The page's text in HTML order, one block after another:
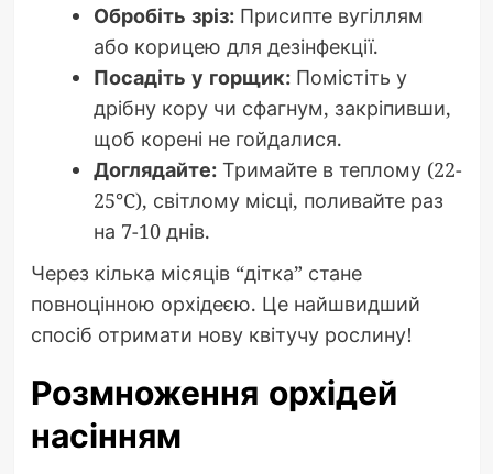
Обробіть зріз:Присипте вугіллям
або корицею для дезінфекції.
Посадіть у горщик:Помістіть у
дрібну кору чи сфагнум, закріпивши,
щоб корені не гойдалися.
Доглядайте:Тримайте в теплому (22-
25°C), світлому місці, поливайте раз
на 7-10 днів.
Через кілька місяців “дітка” стане
повноцінною орхідеєю. Це найшвидший
спосіб отримати нову квітучу рослину!
Розмноження орхідей
насінням